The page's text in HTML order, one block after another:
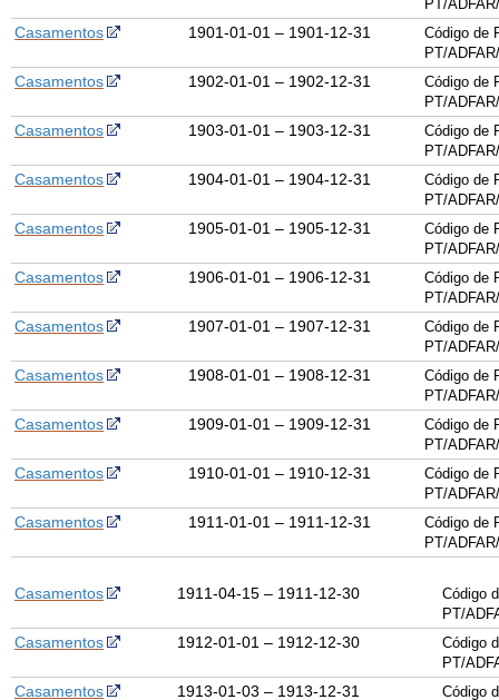
PT/
Casamentos 1901-01-01 – 1901-12-31
Código de
PT/
Casamentos 1902-01-01 – 1902-12-31
Código de
PT/
Casamentos 1903-01-01 – 1903-12-31
Código de
PT/
Casamentos 1904-01-01 – 1904-12-31
Código de
PT/
Casamentos 1905-01-01 – 1905-12-31
Código de
PT/
Casamentos 1906-01-01 – 1906-12-31
Código de
PT/
Casamentos 1907-01-01 – 1907-12-31
Código de
PT/
Casamentos 1908-01-01 – 1908-12-31
Código de
PT/
Casamentos 1909-01-01 – 1909-12-31
Código de
PT/
Casamentos 1910-01-01 – 1910-12-31
Código de
PT/
Casamentos 1911-01-01 – 1911-12-31
Código de
PT/
Casamentos 1911-04-15 – 1911-12-30
Código
PT/
Casamentos 1912-01-01 – 1912-12-30
Código
PT/
Casamentos 1913-01-03 – 1913-12-31
Código